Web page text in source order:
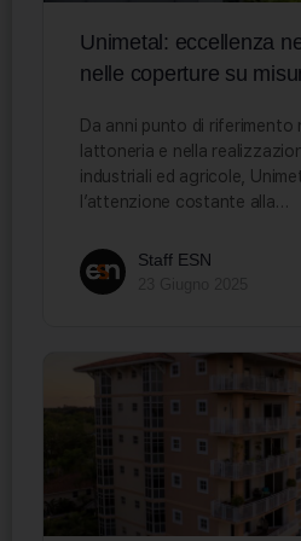
Unimetal: eccellenza
nelle coperture su
Da anni punto di riferimento
lattoneria e nella
industriali ed agricole,
l’attenzione costante alla…
Staff ESN